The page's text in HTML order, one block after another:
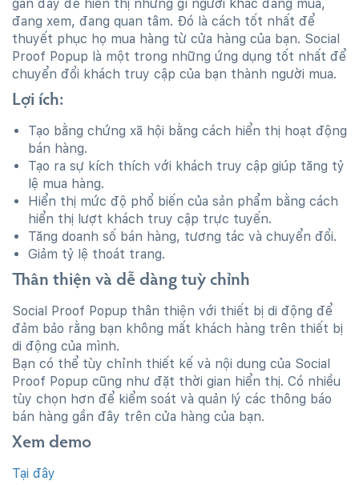
gần đây để hiển thị những gì người khác đang mua,
đang xem, đang quan tâm. Đó là cách tốt nhất để
thuyết phục họ mua hàng từ cửa hàng của bạn. Social
Proof Popup là một trong những ứng dụng tốt nhất để
chuyển đổi khách truy cập của bạn thành người mua.
Lợi ích:
Tạo bằng chứng xã hội bằng cách hiển thị hoạt động
bán hàng.
Tạo ra sự kích thích với khách truy cập giúp tăng tỷ
lệ mua hàng.
Hiển thị mức độ phổ biến của sản phẩm bằng cách
hiển thị lượt khách truy cập trực tuyến.
Tăng doanh số bán hàng, tương tác và chuyển đổi.
Giảm tỷ lệ thoát trang.
Thân thiện và dễ dàng tuỳ chỉnh
Social Proof Popup thân thiện với thiết bị di động để
đảm bảo rằng bạn không mất khách hàng trên thiết bị
di động của mình.
Bạn có thể tùy chỉnh thiết kế và nội dung của Social
Proof Popup cũng như đặt thời gian hiển thị. Có nhiều
tùy chọn hơn để kiểm soát và quản lý các thông báo
bán hàng gần đây trên cửa hàng của bạn.
Xem demo
Tại đây